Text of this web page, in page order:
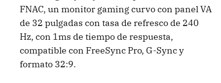
FNAC, un monitor gaming curvo con panel VA
de 32 pulgadas con tasa de refresco de 240
Hz, con 1ms de tiempo de respuesta,
compatible con FreeSync Pro, G-Sync y
formato 32:9.